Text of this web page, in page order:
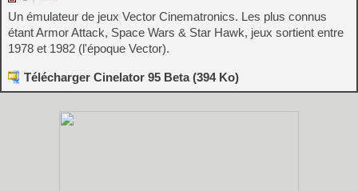
Un émulateur de jeux Vector Cinematronics. Les plus connus
étant Armor Attack, Space Wars & Star Hawk, jeux sortient entre
1978 et 1982 (l'époque Vector).
Télécharger Cinelator 95 Beta (394 Ko)